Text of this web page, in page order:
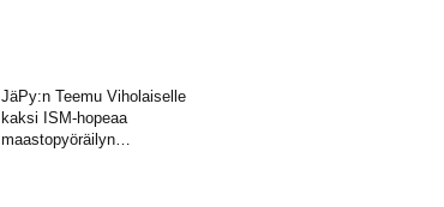
JäPy:n Teemu Viholaiselle
kaksi ISM-hopeaa
maastopyöräilyn